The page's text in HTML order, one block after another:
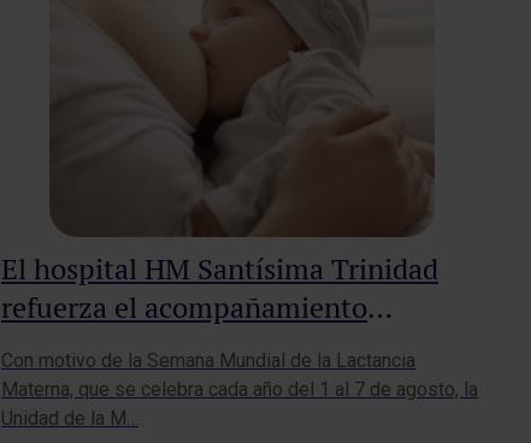
El hospital HM Santísima Trinidad
refuerza el acompañamiento
profesional para una lactancia
materna segura, acompañada y
basada en evidencia
Con motivo de la Semana Mundial de la Lactancia
Materna, que se celebra cada año del 1 al 7 de agosto, la
Unidad de la M…